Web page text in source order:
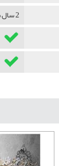
2 سال ضمانت تعویض و 5 سال ضمانت ماندگاری